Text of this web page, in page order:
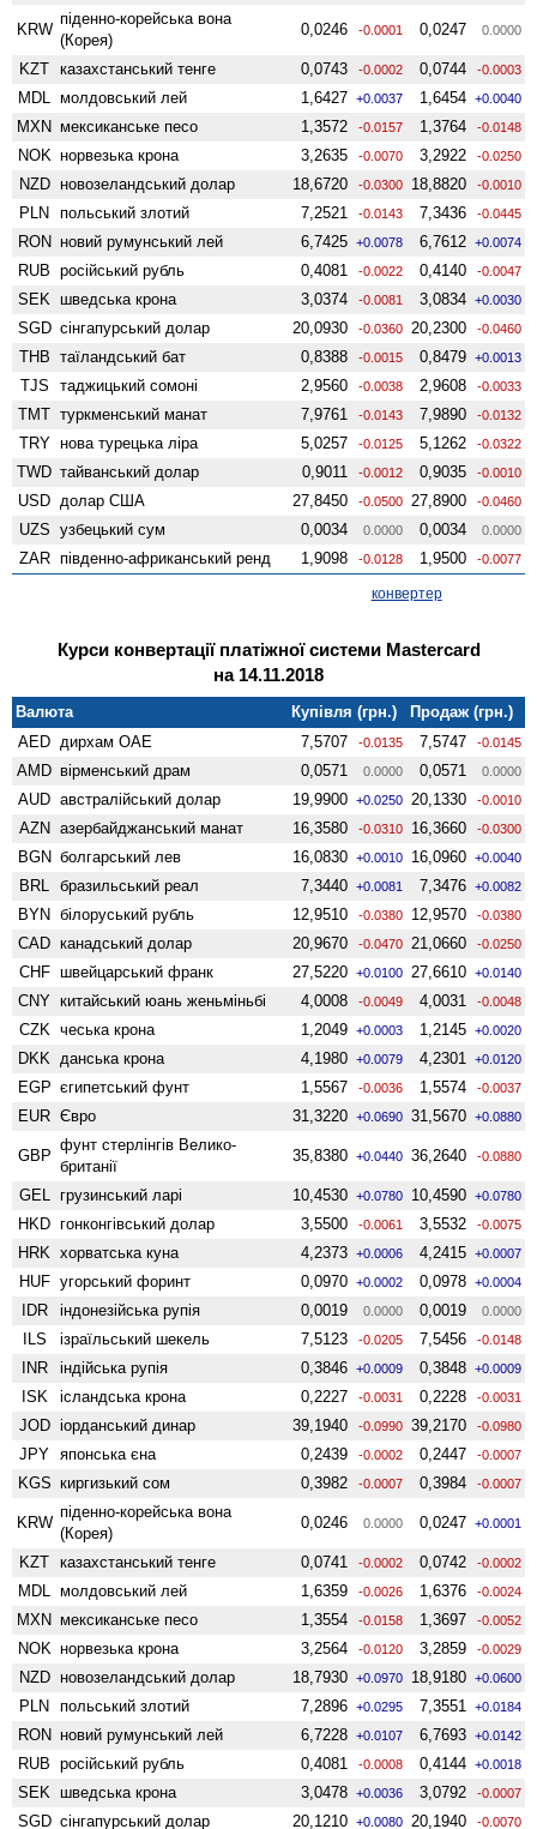
KRW
піденно-корейська вона
(Корея)
0,0246 -0.0001 0,0247 0.0000
KZT казахстанський тенге 0,0743 -0.0002 0,0744 -0.0003
MDL молдовський лей 1,6427 +0.0037 1,6454 +0.0040
MXN мексиканське песо 1,3572 -0.0157 1,3764 -0.0148
NOK норвезька крона 3,2635 -0.0070 3,2922 -0.0250
NZD ново­зеландський долар 18,6720 -0.0300 18,8820 -0.0010
PLN польський злотий 7,2521 -0.0143 7,3436 -0.0445
RON новий румунський лей 6,7425 +0.0078 6,7612 +0.0074
RUB російський рубль 0,4081 -0.0022 0,4140 -0.0047
SEK шведська крона 3,0374 -0.0081 3,0834 +0.0030
SGD сінгапурський долар 20,0930 -0.0360 20,2300 -0.0460
THB таїландський бат 0,8388 -0.0015 0,8479 +0.0013
TJS таджицький сомоні 2,9560 -0.0038 2,9608 -0.0033
TMT туркменський манат 7,9761 -0.0143 7,9890 -0.0132
TRY нова турецька ліра 5,0257 -0.0125 5,1262 -0.0322
TWD тайванський долар 0,9011 -0.0012 0,9035 -0.0010
USD долар США 27,8450 -0.0500 27,8900 -0.0460
UZS узбецький сум 0,0034 0.0000 0,0034 0.0000
ZAR південно-африканський ренд 1,9098 -0.0128 1,9500 -0.0077
конвертер
Курси конвертації платіжної системи Mastercard
на 14.11.2018
Валюта Купівля (грн.)
Продаж (грн.)
AED дирхам ОАЕ 7,5707 -0.0135 7,5747 -0.0145
AMD вiрменський драм 0,0571 0.0000 0,0571 0.0000
AUD австралійський долар 19,9900 +0.0250 20,1330 -0.0010
AZN азербайджанський манат 16,3580 -0.0310 16,3660 -0.0300
BGN болгарський лев 16,0830 +0.0010 16,0960 +0.0040
BRL бразильський реал 7,3440 +0.0081 7,3476 +0.0082
BYN білоруський рубль 12,9510 -0.0380 12,9570 -0.0380
CAD канадський долар 20,9670 -0.0470 21,0660 -0.0250
CHF швейцарський франк 27,5220 +0.0100 27,6610 +0.0140
CNY китайський юань женьмiньбi 4,0008 -0.0049 4,0031 -0.0048
CZK чеська крона 1,2049 +0.0003 1,2145 +0.0020
DKK данська крона 4,1980 +0.0079 4,2301 +0.0120
EGP єгипетський фунт 1,5567 -0.0036 1,5574 -0.0037
EUR Євро 31,3220 +0.0690 31,5670 +0.0880
GBP
фунт стерлінгів Велико­
британії
35,8380 +0.0440 36,2640 -0.0880
GEL грузинський ларі 10,4530 +0.0780 10,4590 +0.0780
HKD гонконгівський долар 3,5500 -0.0061 3,5532 -0.0075
HRK хорватська куна 4,2373 +0.0006 4,2415 +0.0007
HUF угорський форинт 0,0970 +0.0002 0,0978 +0.0004
IDR індонезійська рупія 0,0019 0.0000 0,0019 0.0000
ILS ізраїльський шекель 7,5123 -0.0205 7,5456 -0.0148
INR індійська рупія 0,3846 +0.0009 0,3848 +0.0009
ISK ісландська крона 0,2227 -0.0031 0,2228 -0.0031
JOD іорданський динар 39,1940 -0.0990 39,2170 -0.0980
JPY японська єна 0,2439 -0.0002 0,2447 -0.0007
KGS киргизький сом 0,3982 -0.0007 0,3984 -0.0007
KRW
піденно-корейська вона
(Корея)
0,0246 0.0000 0,0247 +0.0001
KZT казахстанський тенге 0,0741 -0.0002 0,0742 -0.0002
MDL молдовський лей 1,6359 -0.0026 1,6376 -0.0024
MXN мексиканське песо 1,3554 -0.0158 1,3697 -0.0052
NOK норвезька крона 3,2564 -0.0120 3,2859 -0.0029
NZD ново­зеландський долар 18,7930 +0.0970 18,9180 +0.0600
PLN польський злотий 7,2896 +0.0295 7,3551 +0.0184
RON новий румунський лей 6,7228 +0.0107 6,7693 +0.0142
RUB російський рубль 0,4081 -0.0008 0,4144 +0.0018
SEK шведська крона 3,0478 +0.0036 3,0792 -0.0007
SGD сінгапурський долар 20,1210 +0.0080 20,1940 -0.0070